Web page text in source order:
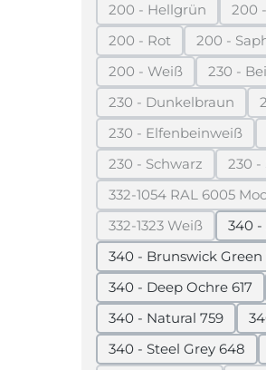
200 - Hellgrün
(Diese Option ist
200
200 - Rot
(Diese Option ist
200 -
200 - Weiß
(Diese Option ist
230 -
230 - Dunkelbraun
(Diese Option
230 - Elfenbeinweiß
(Diese Option
230 - Schwarz
(Diese Option ist
230 -
332-1054 RAL 6005
(Diese
332-1323 Weiß
(Diese Option ist
340 -
340 - Brunswick Green
340 - Deep Ochre 617
340 - Natural 759
340 - Steel Grey 648